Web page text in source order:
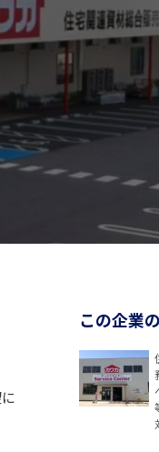
この企業